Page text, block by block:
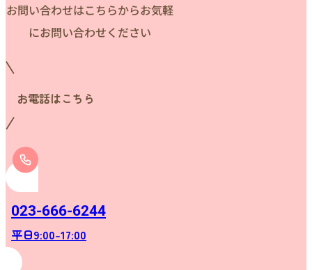
お問い合わせはこちらからお気軽
にお問い合わせください
お電話はこちら
023-666-6244
平日9:00-17:00